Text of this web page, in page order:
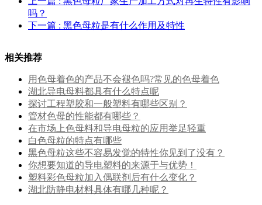
吗？
下一篇 : 黑色母粒是有什么作用及特性
相关推荐
用色母着色的产品不会褪色吗?常见的色母着色
湖北导电母料都具有什么特点呢
探讨工程塑胶和一般塑料有哪些区别？
管材色母的性能都有哪些？
在市场上色母料和导电母粒的应用举足轻重
白色母粒的特点有哪些
黑色母粒这些不容易发觉的特性你见到了没有？
你想要知道的导电塑料的来源于与优势！
塑料彩色母粒加入偶联剂后有什么变化？
湖北防静电材料具体有哪几种呢？